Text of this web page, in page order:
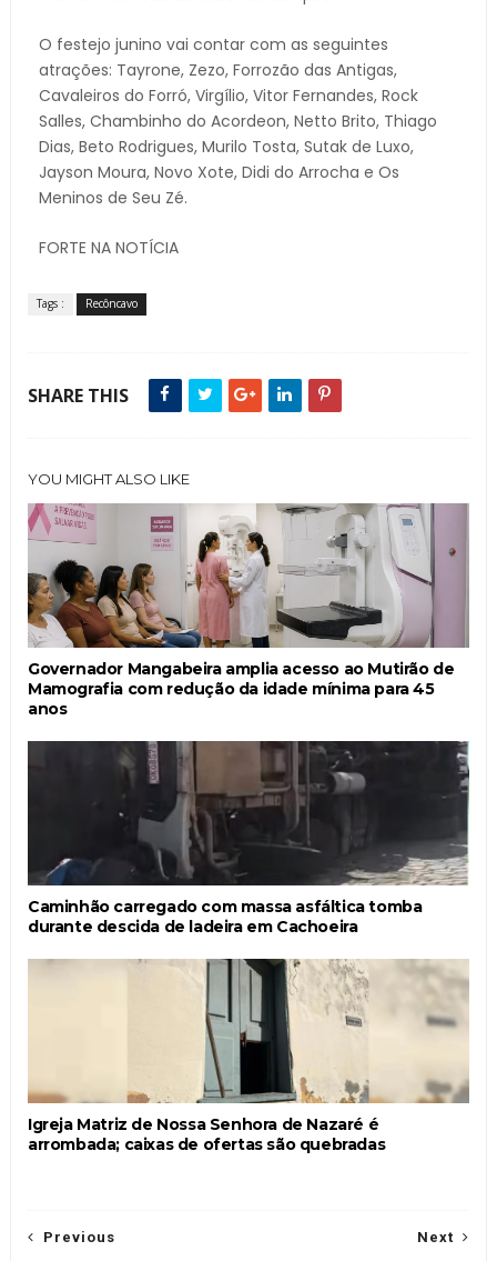
O festejo junino vai contar com as seguintes
atrações: Tayrone, Zezo, Forrozão das Antigas,
Cavaleiros do Forró, Virgílio, Vitor Fernandes, Rock
Salles, Chambinho do Acordeon, Netto Brito, Thiago
Dias, Beto Rodrigues, Murilo Tosta, Sutak de Luxo,
Jayson Moura, Novo Xote, Didi do Arrocha e Os
Meninos de Seu Zé.
FORTE NA NOTÍCIA
Tags : Recôncavo
SHARE THIS
YOU MIGHT ALSO LIKE
Governador Mangabeira amplia acesso ao Mutirão de
Mamografia com redução da idade mínima para 45
anos
Caminhão carregado com massa asfáltica tomba
durante descida de ladeira em Cachoeira
Igreja Matriz de Nossa Senhora de Nazaré é
arrombada; caixas de ofertas são quebradas
Next
Previous